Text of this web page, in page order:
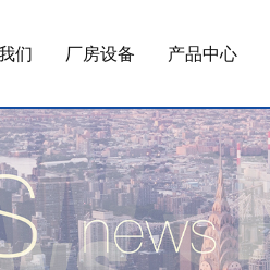
们 厂房设备 产品中心